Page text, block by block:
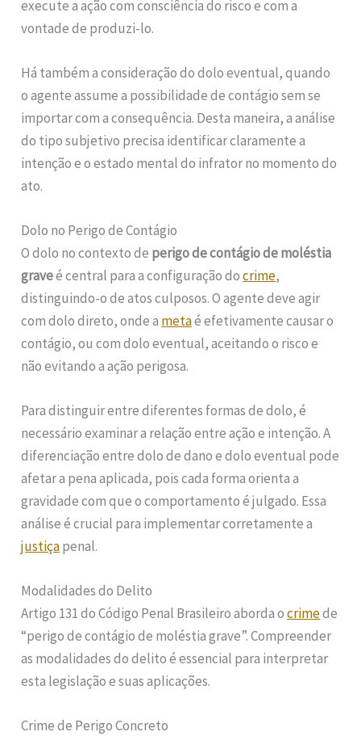
execute a ação com consciência do risco e com a
vontade de produzi-lo.
Há também a consideração do dolo eventual, quando
o agente assume a possibilidade de contágio sem se
importar com a consequência. Desta maneira, a análise
do tipo subjetivo precisa identificar claramente a
intenção e o estado mental do infrator no momento do
ato.
Dolo no Perigo de Contágio
O dolo no contexto de perigo de contágio de moléstia
graveé central para a configuração docrime,
distinguindo-o de atos culposos. O agente deve agir
com dolo direto, onde a metaé efetivamente causar o
contágio, ou com dolo eventual, aceitando o risco e
não evitando a ação perigosa.
Para distinguir entre diferentes formas de dolo, é
necessário examinar a relação entre ação e intenção. A
diferenciação entre dolo de dano e dolo eventual pode
afetar a pena aplicada, pois cada forma orienta a
gravidade com que o comportamento é julgado. Essa
análise é crucial para implementar corretamente a
justiçapenal.
Modalidades do Delito
Artigo 131 do Código Penal Brasileiro aborda ocrimede
“perigo de contágio de moléstia grave”. Compreender
as modalidades do delito é essencial para interpretar
esta legislação e suas aplicações.
Crime de Perigo Concreto